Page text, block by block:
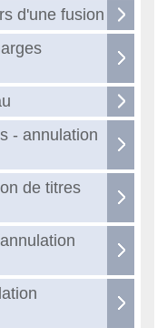
d'une fusion
- annulation
de titres